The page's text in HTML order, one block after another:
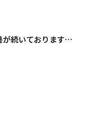
が続いております…